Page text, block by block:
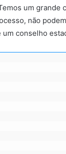
um
não
conselho